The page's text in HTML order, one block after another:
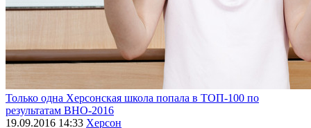
Только одна Херсонская школа попала в ТОП-100 по
результатам ВНО-2016
19.09.2016 14:33 Херсон